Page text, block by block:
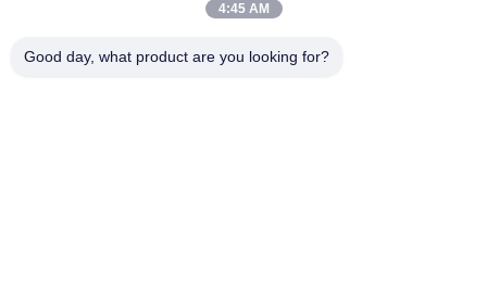
0086-21-66035560
4:45 AM
Good day, what product are you looking for?